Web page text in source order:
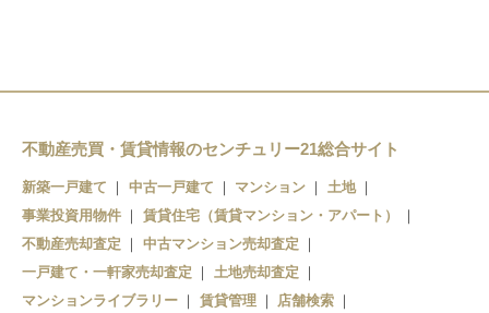
不動産売買・賃貸情報のセンチュリー21総合サイト
新築一戸建て 中古一戸建て マンション
土地
事業投資用物件
賃貸住宅（賃貸マンション・アパート）
不動産売却査定
中古マンション売却査定
一戸建て・一軒家売却査定
土地売却査定
マンションライブラリー
賃貸管理
店舗検索